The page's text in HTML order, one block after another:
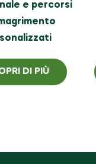
e percorsi
DI PIÙ